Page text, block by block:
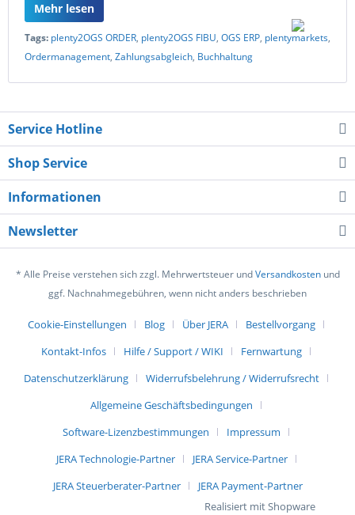
Mehr lesen
Tags: plenty2OGS ORDER, plenty2OGS FIBU, OGS ERP, plentymarkets,
Ordermanagement, Zahlungsabgleich, Buchhaltung
Service Hotline
Shop Service
Informationen
Newsletter
* Alle Preise verstehen sich zzgl. Mehrwertsteuer undVersandkostenund
ggf. Nachnahmegebühren, wenn nicht anders beschrieben
Cookie-Einstellungen Blog Über JERA
Bestellvorgang
Kontakt-Infos
Hilfe / Support / WIKI
Fernwartung
Datenschutzerklärung
Widerrufsbelehrung / Widerrufsrecht
Allgemeine Geschäftsbedingungen
Software-Lizenzbestimmungen
Impressum
JERA Technologie-Partner
JERA Service-Partner
JERA Steuerberater-Partner
JERA Payment-Partner
Realisiert mit Shopware